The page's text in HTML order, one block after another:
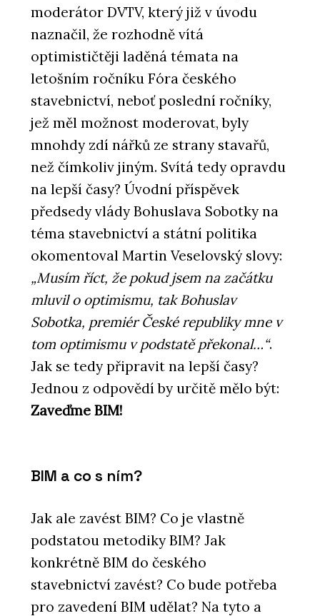
moderátor DVTV, který již v úvodu
naznačil, že rozhodně vítá
optimističtěji laděná témata na
letošním ročníku Fóra českého
stavebnictví, neboť poslední ročníky,
jež měl možnost moderovat, byly
mnohdy zdí nářků ze strany stavařů,
než čímkoliv jiným. Svítá tedy opravdu
na lepší časy? Úvodní příspěvek
předsedy vlády Bohuslava Sobotky na
téma stavebnictví a státní politika
okomentoval Martin Veselovský slovy:
„Musím říct, že pokud jsem na začátku
mluvil o optimismu, tak Bohuslav
Sobotka, premiér České republiky mne v
tom optimismu v podstatě překonal…“.
Jak se tedy připravit na lepší časy?
Jednou z odpovědí by určitě mělo být:
Zaveďme BIM!
BIM a co s ním?
Jak ale zavést BIM? Co je vlastně
podstatou metodiky BIM? Jak
konkrétně BIM do českého
stavebnictví zavést? Co bude potřeba
pro zavedení BIM udělat? Na tyto a